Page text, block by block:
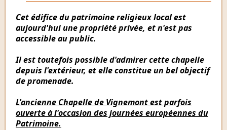
Cet édifice du patrimoine religieux local est
aujourd'hui une propriété privée, et n'est pas
accessible au public.
Il est toutefois possible d'admirer cette chapelle
depuis l'extérieur, et elle constitue un bel objectif
de promenade.
L'ancienne Chapelle de Vignemont est parfois
ouverte à l'occasion des journées européennes du
Patrimoine.